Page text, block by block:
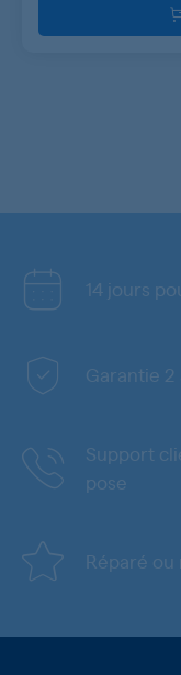
14 jours
Garantie 2
Support
pose
Réparé